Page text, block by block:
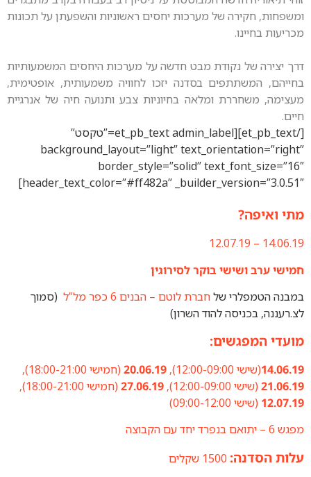
של מערכות יחסים ראשוניות והשפעתן על תכונות
מבט חדשה על מערכות היחסים המשמעותיות
בסדנה יזכו לחוויה משמעותית, אופטימית,
ומלאה בחיוניות צבע ותנועה חיה של אנרגיית
[/et_pb_text][et_pb_text admin_label=”טקסט”
background_layout=”light”
border_style=”solid”
header_text_color=”#ff482a”
בוקר לסירוגין
שלחברת לוטם – הבנים 6 כפר מל”ל (סמוך
להוד השרון)
20.06.19(חמישי 18:00-21:00),
27.06.19(חמישי 18:00-21:00),
1500 שקלים